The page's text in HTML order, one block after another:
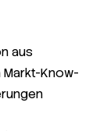
aus
Know-